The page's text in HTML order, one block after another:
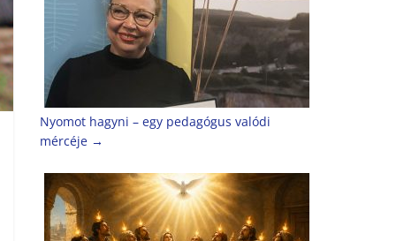
Nyomot hagyni – egy pedagógus valódi
mércéje →